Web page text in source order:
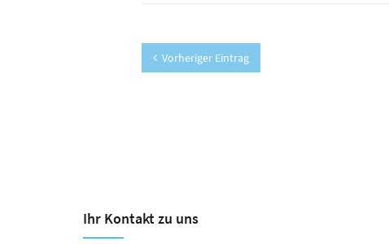
Vorheriger Eintrag
Ihr Kontakt zu uns